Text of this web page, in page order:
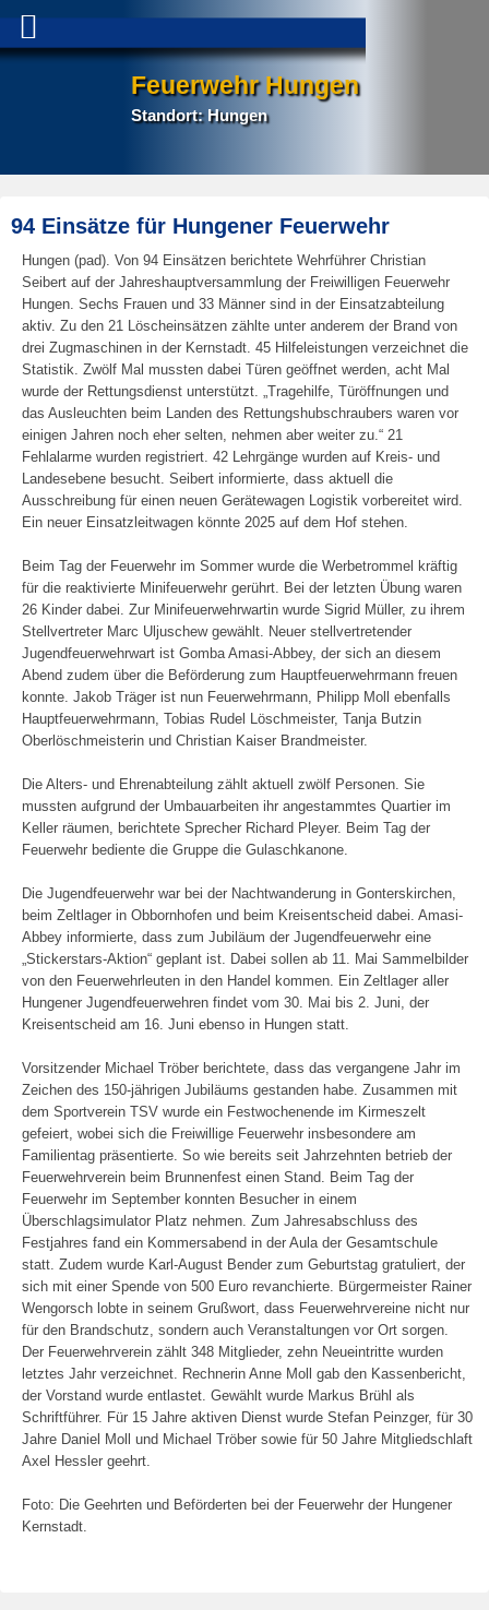
Feuerwehr Hungen
Standort: Hungen
94 Einsätze für Hungener Feuerwehr
Hungen (pad). Von 94 Einsätzen berichtete Wehrführer Christian
Seibert auf der Jahreshauptversammlung der Freiwilligen Feuerwehr
Hungen. Sechs Frauen und 33 Männer sind in der Einsatzabteilung
aktiv. Zu den 21 Löscheinsätzen zählte unter anderem der Brand von
drei Zugmaschinen in der Kernstadt. 45 Hilfeleistungen verzeichnet die
Statistik. Zwölf Mal mussten dabei Türen geöffnet werden, acht Mal
wurde der Rettungsdienst unterstützt. „Tragehilfe, Türöffnungen und
das Ausleuchten beim Landen des Rettungshubschraubers waren vor
einigen Jahren noch eher selten, nehmen aber weiter zu.“ 21
Fehlalarme wurden registriert. 42 Lehrgänge wurden auf Kreis- und
Landesebene besucht. Seibert informierte, dass aktuell die
Ausschreibung für einen neuen Gerätewagen Logistik vorbereitet wird.
Ein neuer Einsatzleitwagen könnte 2025 auf dem Hof stehen.
Beim Tag der Feuerwehr im Sommer wurde die Werbetrommel kräftig
für die reaktivierte Minifeuerwehr gerührt. Bei der letzten Übung waren
26 Kinder dabei. Zur Minifeuerwehrwartin wurde Sigrid Müller, zu ihrem
Stellvertreter Marc Uljuschew gewählt. Neuer stellvertretender
Jugendfeuerwehrwart ist Gomba Amasi-Abbey, der sich an diesem
Abend zudem über die Beförderung zum Hauptfeuerwehrmann freuen
konnte. Jakob Träger ist nun Feuerwehrmann, Philipp Moll ebenfalls
Hauptfeuerwehrmann, Tobias Rudel Löschmeister, Tanja Butzin
Oberlöschmeisterin und Christian Kaiser Brandmeister.
Die Alters- und Ehrenabteilung zählt aktuell zwölf Personen. Sie
mussten aufgrund der Umbauarbeiten ihr angestammtes Quartier im
Keller räumen, berichtete Sprecher Richard Pleyer. Beim Tag der
Feuerwehr bediente die Gruppe die Gulaschkanone.
Die Jugendfeuerwehr war bei der Nachtwanderung in Gonterskirchen,
beim Zeltlager in Obbornhofen und beim Kreisentscheid dabei. Amasi-
Abbey informierte, dass zum Jubiläum der Jugendfeuerwehr eine
„Stickerstars-Aktion“ geplant ist. Dabei sollen ab 11. Mai Sammelbilder
von den Feuerwehrleuten in den Handel kommen. Ein Zeltlager aller
Hungener Jugendfeuerwehren findet vom 30. Mai bis 2. Juni, der
Kreisentscheid am 16. Juni ebenso in Hungen statt.
Vorsitzender Michael Tröber berichtete, dass das vergangene Jahr im
Zeichen des 150-jährigen Jubiläums gestanden habe. Zusammen mit
dem Sportverein TSV wurde ein Festwochenende im Kirmeszelt
gefeiert, wobei sich die Freiwillige Feuerwehr insbesondere am
Familientag präsentierte. So wie bereits seit Jahrzehnten betrieb der
Feuerwehrverein beim Brunnenfest einen Stand. Beim Tag der
Feuerwehr im September konnten Besucher in einem
Überschlagsimulator Platz nehmen. Zum Jahresabschluss des
Festjahres fand ein Kommersabend in der Aula der Gesamtschule
statt. Zudem wurde Karl-August Bender zum Geburtstag gratuliert, der
sich mit einer Spende von 500 Euro revanchierte. Bürgermeister Rainer
Wengorsch lobte in seinem Grußwort, dass Feuerwehrvereine nicht nur
für den Brandschutz, sondern auch Veranstaltungen vor Ort sorgen.
Der Feuerwehrverein zählt 348 Mitglieder, zehn Neueintritte wurden
letztes Jahr verzeichnet. Rechnerin Anne Moll gab den Kassenbericht,
der Vorstand wurde entlastet. Gewählt wurde Markus Brühl als
Schriftführer. Für 15 Jahre aktiven Dienst wurde Stefan Peinzger, für 30
Jahre Daniel Moll und Michael Tröber sowie für 50 Jahre Mitgliedschlaft
Axel Hessler geehrt.
Foto: Die Geehrten und Beförderten bei der Feuerwehr der Hungener
Kernstadt.